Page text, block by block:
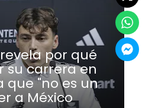
por qué
su carrera en
que "no es un
a México